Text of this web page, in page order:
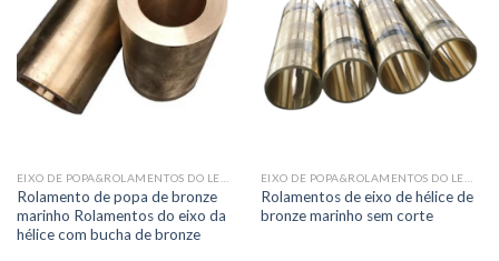
Rolamento de popa de bronze
marinho Rolamentos do eixo da
hélice com bucha de bronze
Rolamentos de eixo de hélice de
bronze marinho sem corte